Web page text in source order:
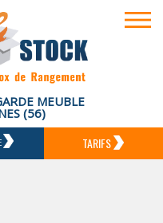
MEUBLE
(56)
TARIFS